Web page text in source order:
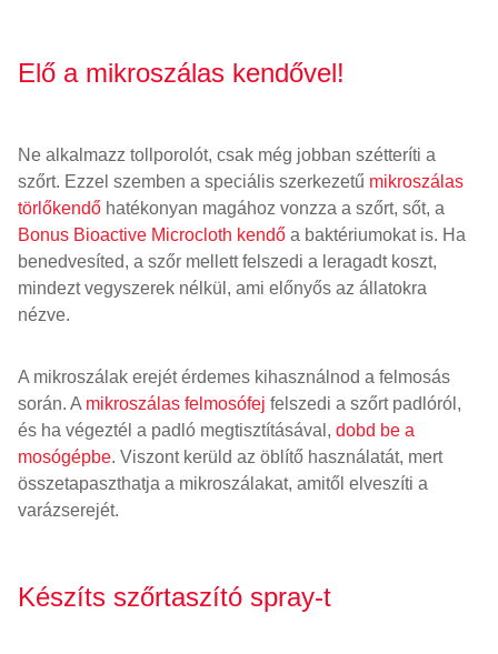
Elő a mikroszálas kendővel!
Ne alkalmazz tollporolót, csak még jobban szétteríti a
szőrt. Ezzel szemben a speciális szerkezetű mikroszálas
törlőkendő hatékonyan magához vonzza a szőrt, sőt, a
Bonus Bioactive Microcloth kendő a baktériumokat is. Ha
benedvesíted, a szőr mellett felszedi a leragadt koszt,
mindezt vegyszerek nélkül, ami előnyős az állatokra
nézve.
A mikroszálak erejét érdemes kihasználnod a felmosás
során. A mikroszálas felmosófej felszedi a szőrt padlóról,
és ha végeztél a padló megtisztításával, dobd be a
mosógépbe. Viszont kerüld az öblítő használatát, mert
összetapaszthatja a mikroszálakat, amitől elveszíti a
varázserejét.
Készíts szőrtaszító spray-t